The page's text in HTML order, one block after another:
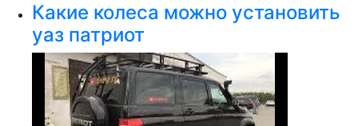
Какие колеса можно установить
уаз патриот